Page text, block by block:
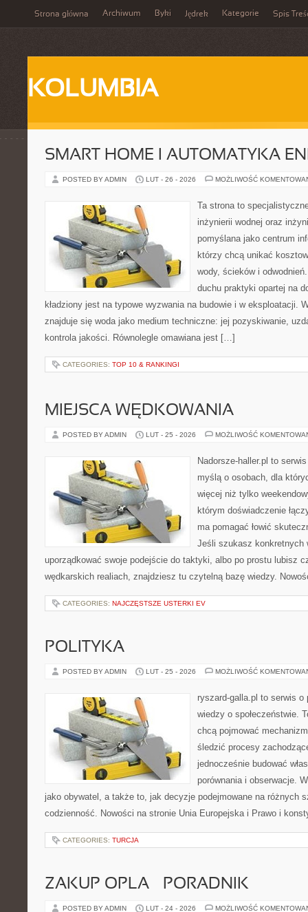
Strona główna Archiwum Byki Jędrek Kategorie Spis
KOLUMBIA
SMART HOME I AUTOMATYKA
POSTED BY ADMIN LUT - 26 - 2026 MOŻLIWOŚĆ
Ta strona to
inżynierii wodnej oraz
pomyślana jako centrum
którzy chcą unikać
wody, ścieków i
duchu praktyki opartej na
kładziony jest na typowe wyzwania na budowie i w eksploatacji.
znajduje się woda jako medium techniczne: jej pozyskiwanie,
kontrola jakości. Równolegle omawiana jest […]
CATEGORIES: TOP 10 & RANKINGI
MIEJSCA WĘDKOWANIA
POSTED BY ADMIN LUT - 25 - 2026 MOŻLIWOŚĆ
Nadorsze-haller.pl to
myślą o osobach, dla
więcej niż tylko
którym doświadczenie
ma pomagać łowić
Jeśli szukasz konkretnych
uporządkować swoje podejście do taktyki, albo po prostu lubisz
wędkarskich realiach, znajdziesz tu czytelną bazę wiedzy.
CATEGORIES: NAJCZĘSTSZE USTERKI EV
POLITYKA
POSTED BY ADMIN LUT - 25 - 2026 MOŻLIWOŚĆ
ryszard-galla.pl to serwis
wiedzy o społeczeństwie.
chcą pojmować
śledzić procesy
jednocześnie budować
porównania i obserwacje.
jako obywatel, a także to, jak decyzje podejmowane na różnych
codzienność. Nowości na stronie Unia Europejska i Prawo i
CATEGORIES: TURCJA
ZAKUP OPLA – PORADNIK
POSTED BY ADMIN LUT - 24 - 2026 MOŻLIWOŚĆ